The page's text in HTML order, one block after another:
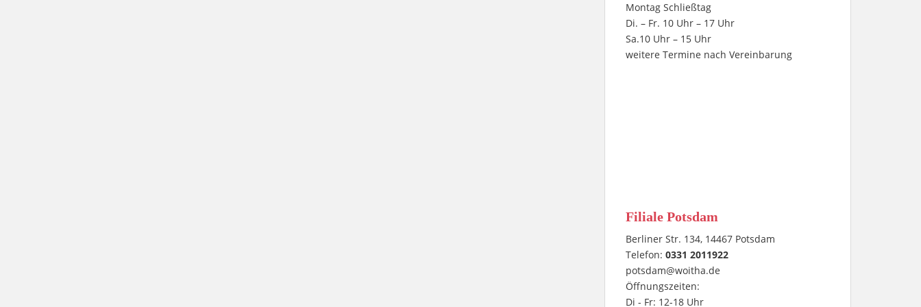
Montag Schließtag
Di. – Fr. 10 Uhr – 17 Uhr
Sa.10 Uhr – 15 Uhr
weitere Termine nach Vereinbarung
Filiale Potsdam
Berliner Str. 134, 14467 Potsdam
Telefon: 0331 2011922
potsdam@woitha.de
Öffnungszeiten:
Di - Fr: 12-18 Uhr